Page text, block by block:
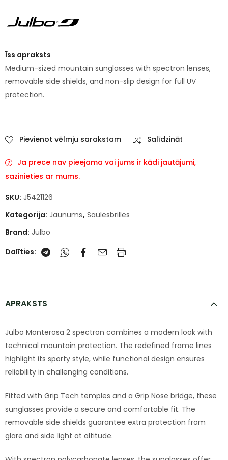
Īss apraksts
Medium-sized mountain sunglasses with spectron lenses,
removable side shields, and non-slip design for full UV
protection.
Pievienot vēlmju sarakstam Salīdzināt
Ja prece nav pieejama vai jums ir kādi jautājumi,
sazinieties ar mums.
SKU: J5421126
Kategorija: Jaunums, Saulesbrilles
Brand: Julbo
Dalīties:
APRAKSTS
Julbo Monterosa 2 spectron combines a modern look with
technical mountain protection. The redefined frame lines
highlight its sporty style, while functional design ensures
reliability in challenging conditions.
Fitted with Grip Tech temples and a Grip Nose bridge, these
sunglasses provide a secure and comfortable fit. The
removable side shields guarantee extra protection from
glare and side light at altitude.